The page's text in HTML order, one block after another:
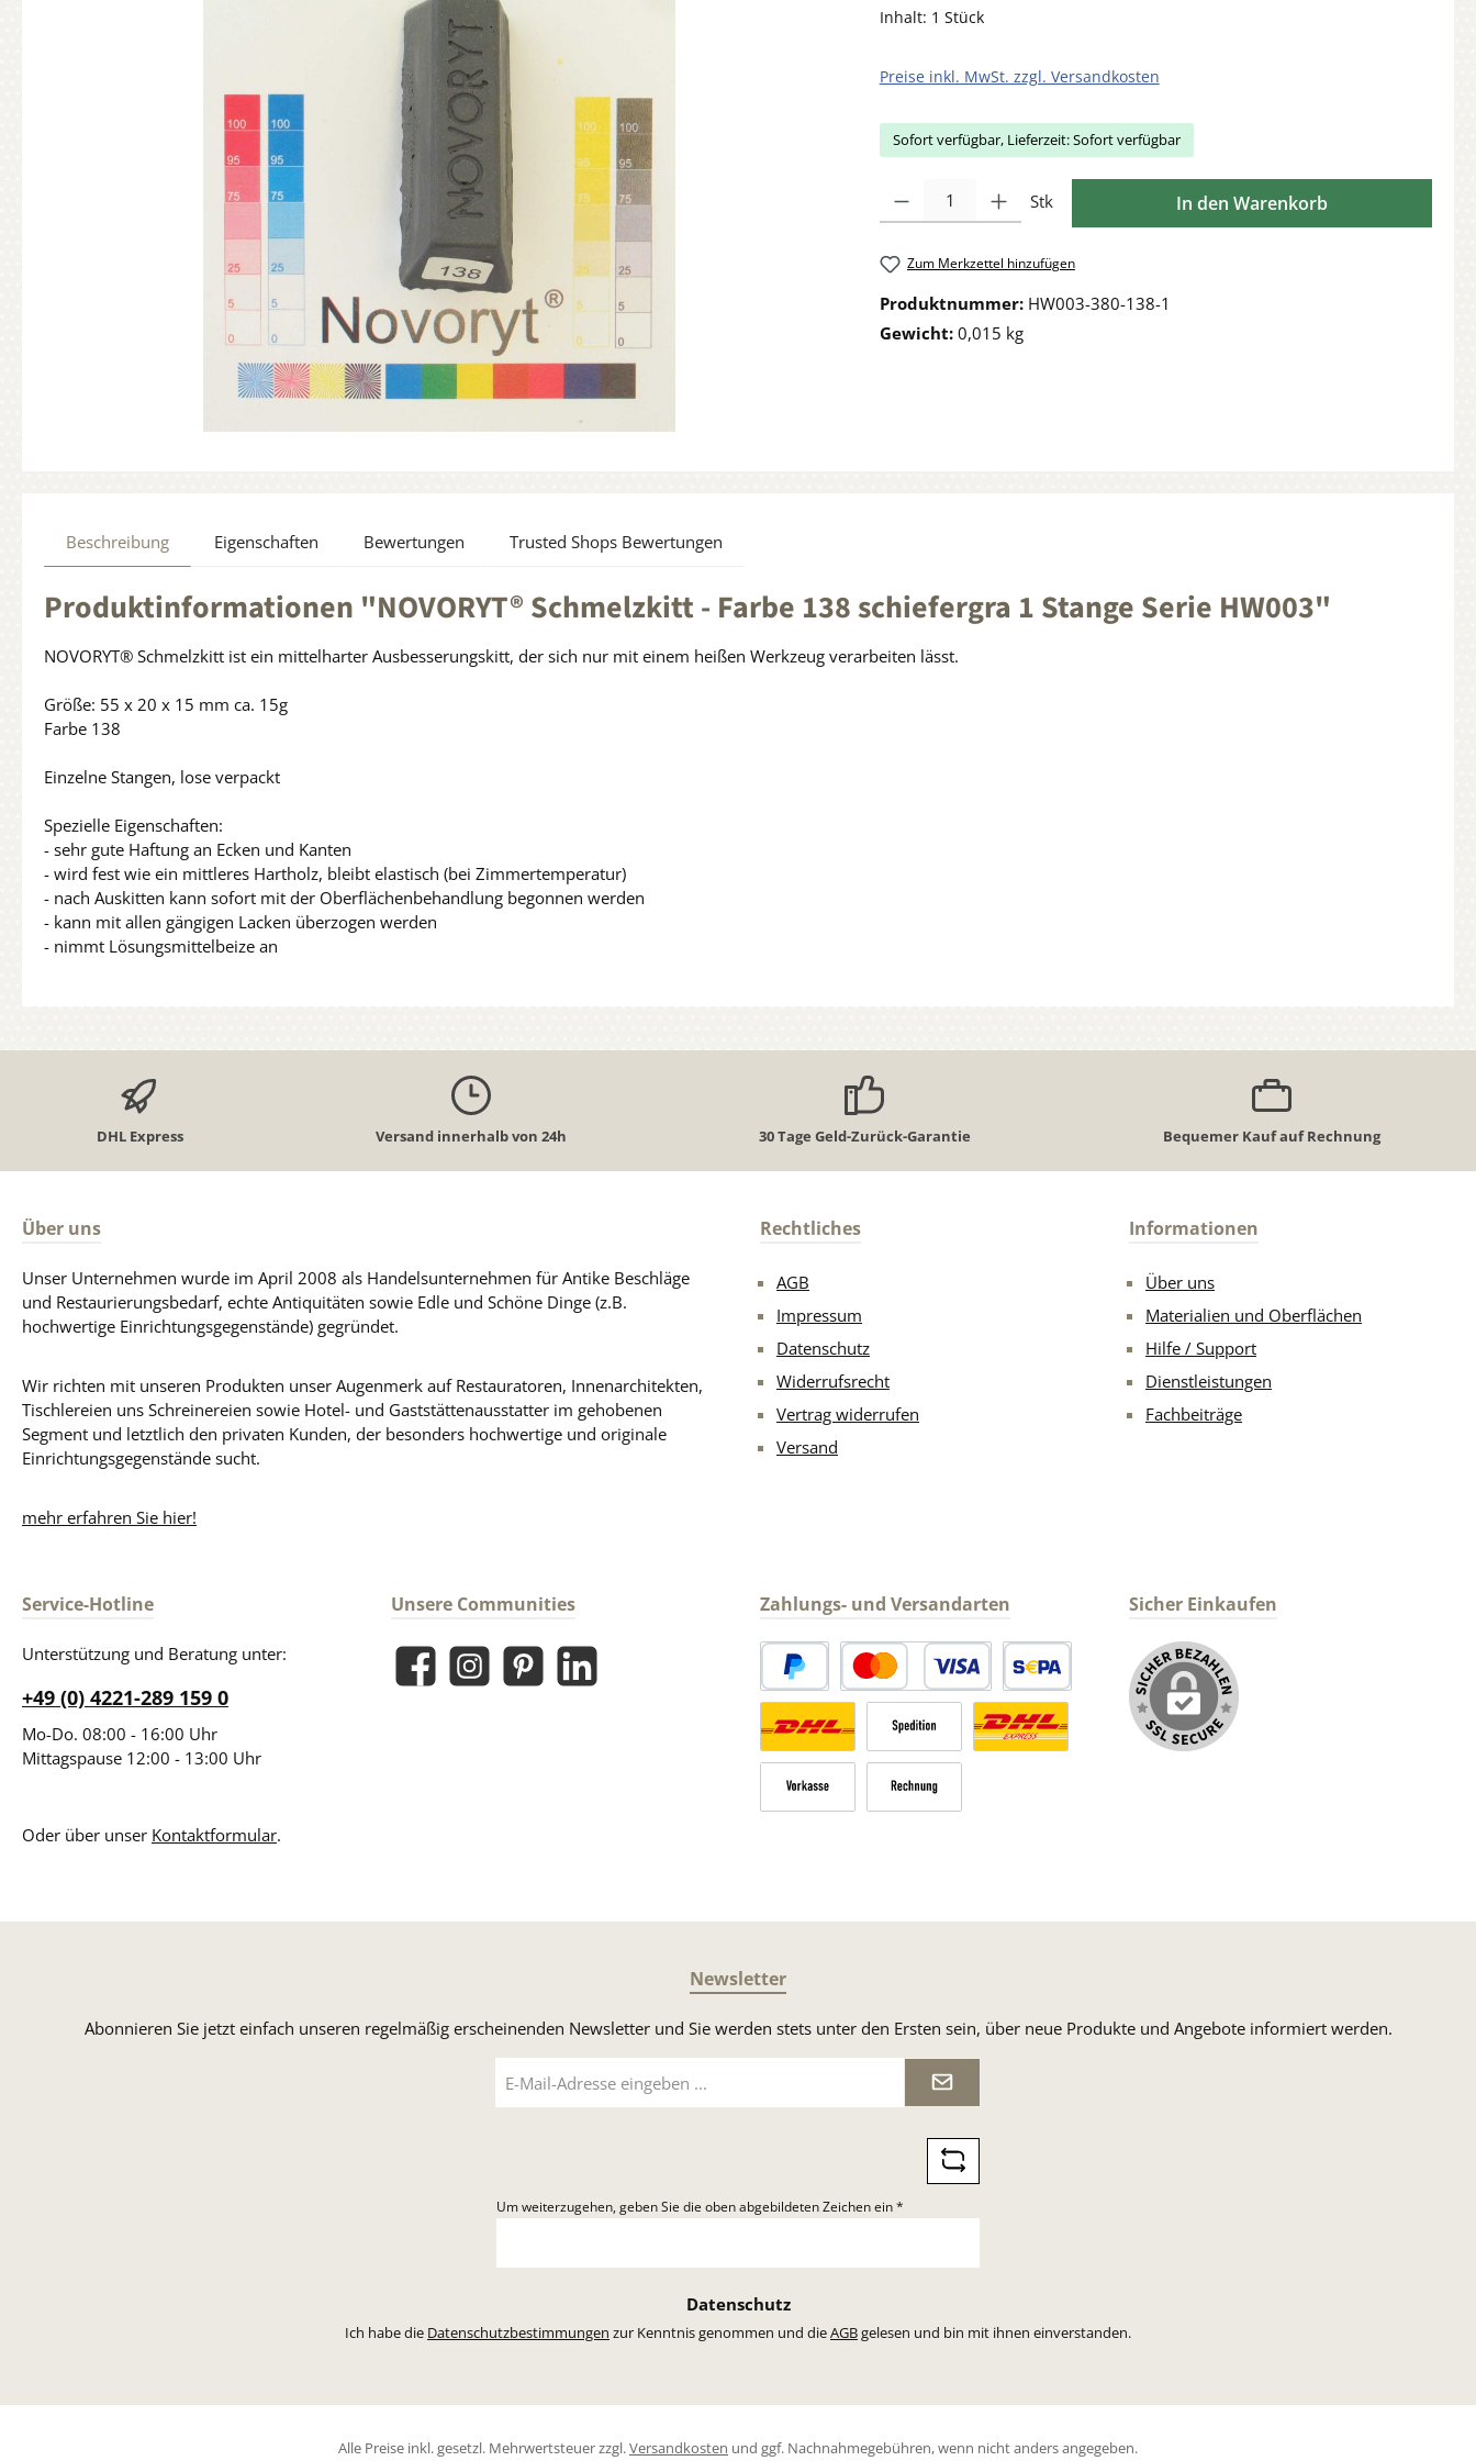
Inhalt: 1 Stück
Preise inkl. MwSt. zzgl. Versandkosten
Sofort verfügbar, Lieferzeit: Sofort verfügbar
Stk In den Warenkorb
Zum Merkzettel hinzufügen
Produktnummer: HW003-380-138-1
Gewicht: 0,015 kg
Beschreibung Eigenschaften Bewertungen Trusted Shops Bewertungen
Produktinformationen "NOVORYT® Schmelzkitt - Farbe 138 schiefergra 1 Stange Serie HW003"
NOVORYT® Schmelzkitt ist ein mittelharter Ausbesserungskitt, der sich nur mit einem heißen Werkzeug verarbeiten lässt.
Größe: 55 x 20 x 15 mm ca. 15g
Farbe 138
Einzelne Stangen, lose verpackt
Spezielle Eigenschaften:
- sehr gute Haftung an Ecken und Kanten
- wird fest wie ein mittleres Hartholz, bleibt elastisch (bei Zimmertemperatur)
- nach Auskitten kann sofort mit der Oberflächenbehandlung begonnen werden
- kann mit allen gängigen Lacken überzogen werden
- nimmt Lösungsmittelbeize an
DHL Express Versand innerhalb von 24h 30 Tage Geld-Zurück-Garantie Bequemer Kauf auf Rechnung
Über uns
Unser Unternehmen wurde im April 2008 als Handelsunternehmen für Antike Beschläge
und Restaurierungsbedarf, echte Antiquitäten sowie Edle und Schöne Dinge (z.B.
hochwertige Einrichtungsgegenstände) gegründet.
Wir richten mit unseren Produkten unser Augenmerk auf Restauratoren, Innenarchitekten,
Tischlereien uns Schreinereien sowie Hotel- und Gaststättenausstatter im gehobenen
Segment und letztlich den privaten Kunden, der besonders hochwertige und originale
Einrichtungsgegenstände sucht.
mehr erfahren Sie hier!
Rechtliches
AGB
Impressum
Datenschutz
Widerrufsrecht
Vertrag widerrufen
Versand
Informationen
Über uns
Materialien und Oberflächen
Hilfe / Support
Dienstleistungen
Fachbeiträge
Service-Hotline
Unterstützung und Beratung unter:
+49 (0) 4221-289 159 0
Mo-Do. 08:00 - 16:00 Uhr
Mittagspause 12:00 - 13:00 Uhr
Oder über unser Kontaktformular.
Unsere Communities
FacebookInstagramPinterestLinkedIn
Zahlungs- und Versandarten
PayPal Kredit- oder DebitkarteSEPA Lastschrift
Versandkosten Deutschland normaler Versand Deutsche Post
Sperrgut
Sicher Einkaufen
Newsletter
Abonnieren Sie jetzt einfach unseren regelmäßig erscheinenden Newsletter und Sie werden stets unter den Ersten sein, über neue Produkte und Angebote informiert werden.
Mail-
Adresse
Um weiterzugehen, geben Sie die oben abgebildeten Zeichen ein*
Datenschutz
Ich habe die Datenschutzbestimmungen zur Kenntnis genommen und dieAGBgelesen und bin mit ihnen einverstanden.
Alle Preise inkl. gesetzl. Mehrwertsteuer zzgl.Versandkosten und ggf. Nachnahmegebühren, wenn nicht anders angegeben.